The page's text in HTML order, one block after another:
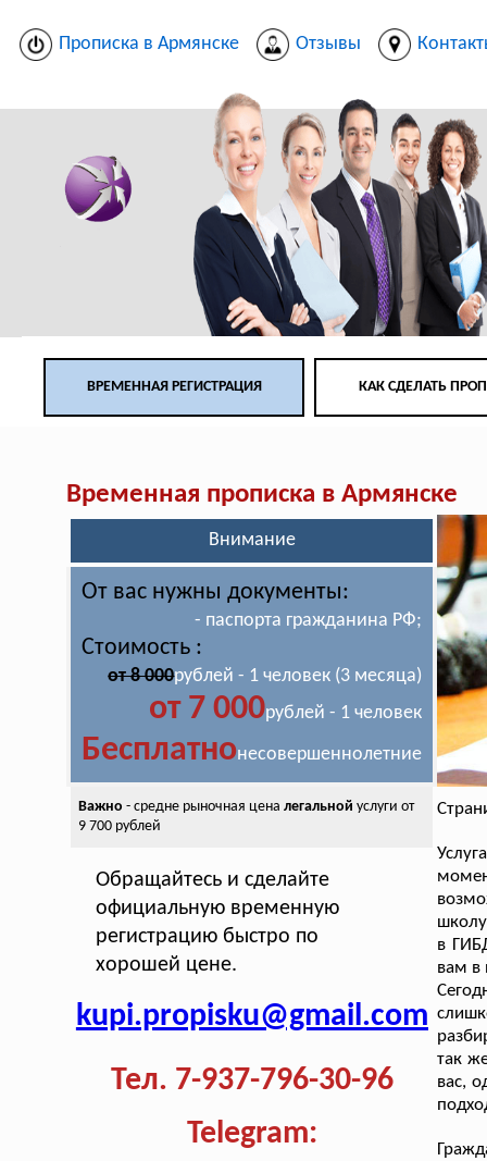
Прописка в Армянске Отзывы
ВРЕМЕННАЯ РЕГИСТРАЦИЯ КАК СДЕЛАТЬ
Временная прописка в Армянске
Внимание
От вас нужны документы:
- паспорта гражданина РФ;
Стоимость :
от 8 000рублей - 1 человек (3 месяца)
от 7 000рублей - 1 человек
Бесплатнонесовершеннолетние
Важно - средне рыночная ценалегальной услуги от
9 700 рублей
Обращайтесь и сделайте
официальную временную
регистрацию быстро по
хорошей цене.
kupi.propisku@gmail.com
Тел. 7-937-796-30-96
Telegram:
школу
в
вам в
так
вас,